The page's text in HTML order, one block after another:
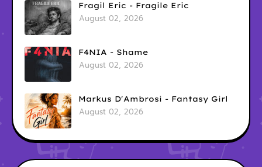
Fragil Eric - Fragile Eric
August 02, 2026
F4NIA - Shame
August 02, 2026
Markus D'Ambrosi - Fantasy Girl
August 02, 2026